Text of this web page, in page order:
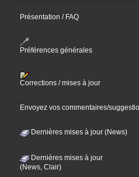
Présentation / FAQ
Préférences générales
Corrections / mises à jour
Envoyez vos commentaires/
Dernières mises à jour (News)
Dernières mises à jour
(News, Clair)